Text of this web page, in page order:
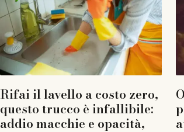
Rifai il lavello a costo zero,
questo trucco è infallibile:
addio macchie e opacità,